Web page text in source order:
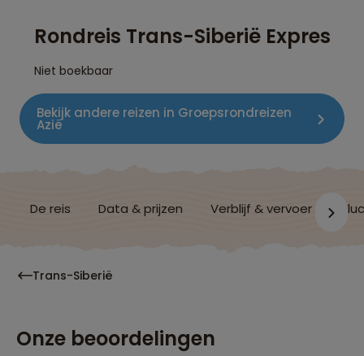
Rondreis Trans-Siberië Expres
Niet boekbaar
Bekijk andere reizen in Groepsrondreizen
Azië
De reis Data & prijzen Verblijf & vervoer
Trans-Siberië
Onze beoordelingen